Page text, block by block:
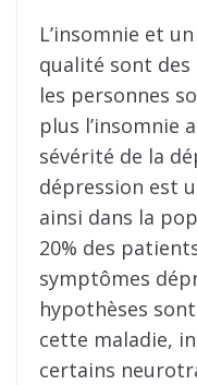
L’insomnie et
qualité sont
les personnes
plus l’insomnie
sévérité de la
dépression est
ainsi dans la
20% des
symptômes
hypothèses
cette maladie,
certains